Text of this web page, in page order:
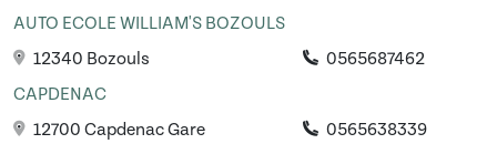
AUTO ECOLE WILLIAM'S BOZOULS
12340 Bozouls
0565687462
CAPDENAC
12700 Capdenac Gare
0565638339